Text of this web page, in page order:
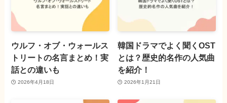
ウルフ・オブ・ウォールス
トリートの名言まとめ！実
話との違いも
2026年4月18日
韓国ドラマでよく聞くOST
とは？歴史的名作の人気曲
を紹介！
2026年1月21日